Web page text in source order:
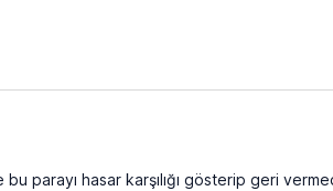
parayı hasar karşılığı gösterip geri